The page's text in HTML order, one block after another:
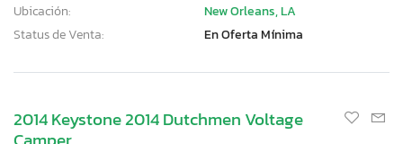
Ubicación:
New Orleans, LA
Status de Venta:
En Oferta Mínima
2014 Keystone 2014 Dutchmen Voltage